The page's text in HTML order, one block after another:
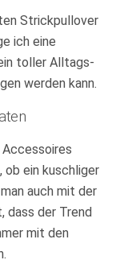
Strickpullover
ich eine
toller Alltags-
werden kann.
Accessoires
ob ein kuschliger
auch mit der
dass der Trend
mit den